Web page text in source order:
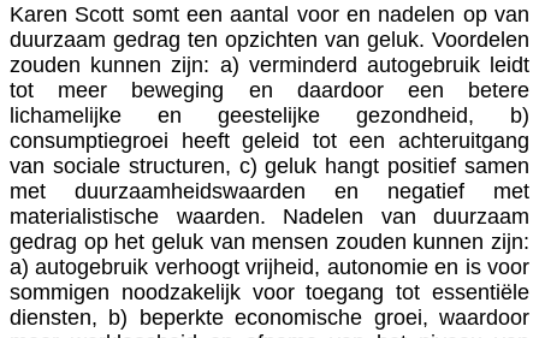
Karen Scott somt een aantal voor en nadelen op van
duurzaam gedrag ten opzichten van geluk. Voordelen
zouden kunnen zijn: a) verminderd autogebruik leidt
tot meer beweging en daardoor een betere
lichamelijke en geestelijke gezondheid, b)
consumptiegroei heeft geleid tot een achteruitgang
van sociale structuren, c) geluk hangt positief samen
met duurzaamheidswaarden en negatief met
materialistische waarden. Nadelen van duurzaam
gedrag op het geluk van mensen zouden kunnen zijn:
a) autogebruik verhoogt vrijheid, autonomie en is voor
sommigen noodzakelijk voor toegang tot essentiële
diensten, b) beperkte economische groei, waardoor